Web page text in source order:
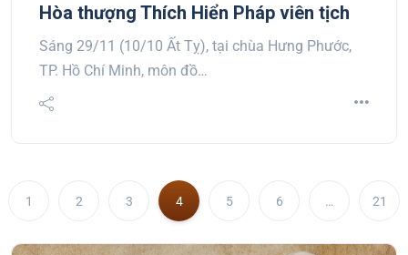
Hòa thượng Thích Hiển Pháp viên tịch
Sáng 29/11 (10/10 Ất Tỵ), tại chùa Hưng Phước,
TP. Hồ Chí Minh, môn đồ…
1 2 3 4 5 6 … 21